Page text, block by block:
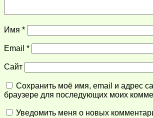
Имя *
Email *
Сайт
Сохранить моё имя, email и адрес
браузере для последующих моих
Уведомить меня о новых